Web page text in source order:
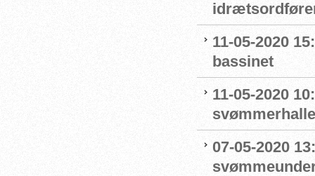
11-05-2020
bassinet
11-05-2020
07-05-2020